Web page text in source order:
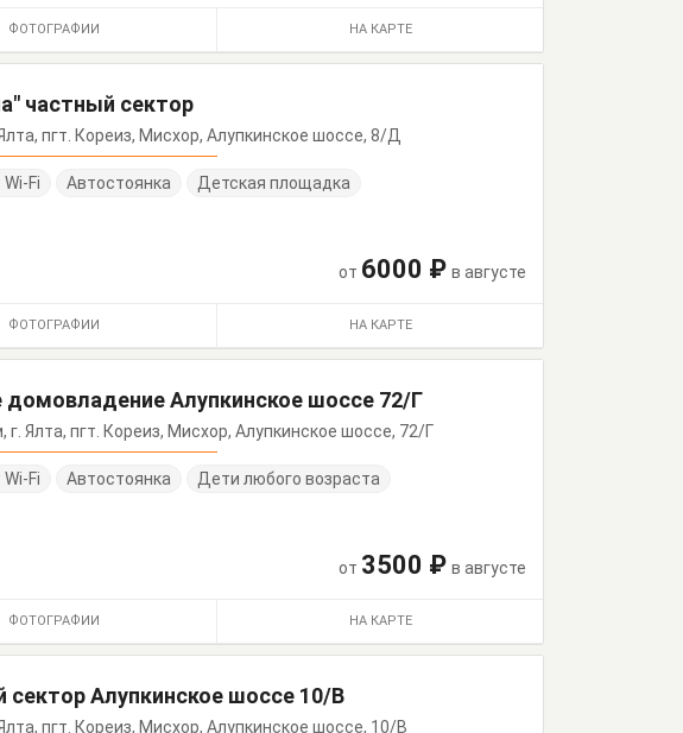
ФОТОГРАФИИ НА КАРТЕ
частный сектор
пгт. Кореиз, Мисхор, Алупкинское шоссе, 8/Д
Fi Автостоянка Детская площадка
от 6000 ₽ в августе
ФОТОГРАФИИ НА КАРТЕ
домовладение Алупкинское шоссе 72/Г
г. Ялта, пгт. Кореиз, Мисхор, Алупкинское шоссе, 72/Г
Fi Автостоянка Дети любого возраста
от 3500 ₽ в августе
ФОТОГРАФИИ НА КАРТЕ
сектор Алупкинское шоссе 10/В
пгт. Кореиз, Мисхор, Алупкинское шоссе, 10/В